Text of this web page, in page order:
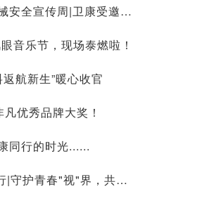
2023全国医疗器械安全宣传周|卫康受邀参与2023浦东新区医疗器械宣传：安全用械，共享健康。
音乐节，现场泰燃啦！
航新生”暖心收官
优秀品牌大奖！
同行的时光......
卫康66爱眼公益行|守护青春"视"界，共绘清晰未来